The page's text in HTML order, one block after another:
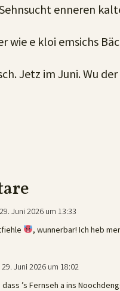
enneren
wie e kloi emsichs
Jetz im Juni. Wu
Juni 2026 um 13:33
, wunnerbar! Ich heb
29. Juni 2026 um 18:02
’s Fernseh a ins